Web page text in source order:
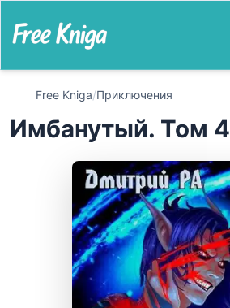
Free Kniga/Приключения
Имбанутый. Том 4